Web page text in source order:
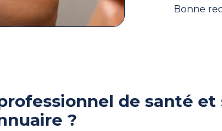
Bonne
de santé
?